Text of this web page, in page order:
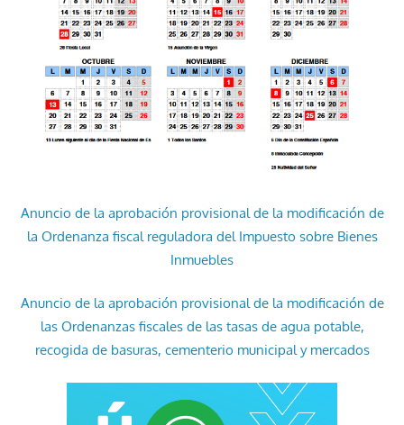
Anuncio de la aprobación provisional de la modificación de
la Ordenanza fiscal reguladora del Impuesto sobre Bienes
Inmuebles
Anuncio de la aprobación provisional de la modificación de
las Ordenanzas fiscales de las tasas de agua potable,
recogida de basuras, cementerio municipal y mercados